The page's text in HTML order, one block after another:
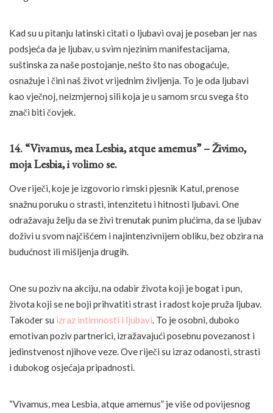
Kad su u pitanju latinski citati o ljubavi ovaj je poseban jer nas
podsjeća da je ljubav, u svim njezinim manifestacijama,
suštinska za naše postojanje, nešto što nas obogaćuje,
osnažuje i čini naš život vrijednim življenja. To je oda ljubavi
kao vječnoj, neizmjernoj sili koja je u samom srcu svega što
znači biti čovjek.
14. “Vivamus, mea Lesbia, atque amemus” – Živimo,
moja Lesbia, i volimo se.
Ove riječi, koje je izgovorio rimski pjesnik Katul, prenose
snažnu poruku o strasti, intenzitetu i hitnosti ljubavi. One
odražavaju želju da se živi trenutak punim plućima, da se ljubav
doživi u svom najčišćem i najintenzivnijem obliku, bez obzira na
budućnost ili mišljenja drugih.
One su poziv na akciju, na odabir života koji je bogat i pun,
života koji se ne boji prihvatiti strast i radost koje pruža ljubav.
Također su izraz intimnosti i ljubavi. To je osobni, duboko
emotivan poziv partnerici, izražavajući posebnu povezanost i
jedinstvenost njihove veze. Ove riječi su izraz odanosti, strasti
i dubokog osjećaja pripadnosti.
“Vivamus, mea Lesbia, atque amemus” je više od povijesnog